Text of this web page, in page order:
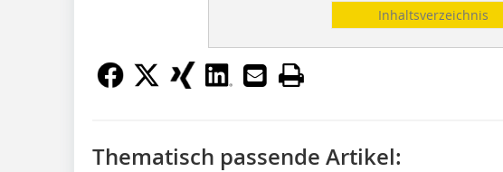
Inhaltsverzeichnis
Thematisch passende Artikel: